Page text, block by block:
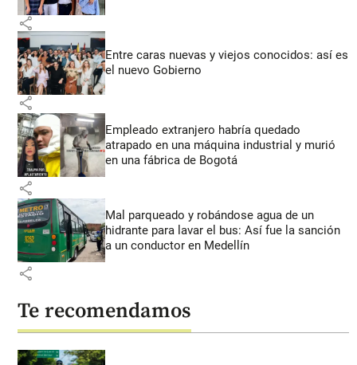
share
Entre caras nuevas y viejos conocidos: así es
el nuevo Gobierno
share
Empleado extranjero habría quedado
atrapado en una máquina industrial y murió
en una fábrica de Bogotá
share
Mal parqueado y robándose agua de un
hidrante para lavar el bus: Así fue la sanción
a un conductor en Medellín
share
Te recomendamos